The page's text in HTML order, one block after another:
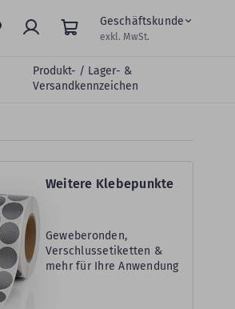
Geschäftskunde
exkl. MwSt.
Produkt- / Lager- &
Versandkennzeichen
Weitere Klebepunkte
Geweberonden,
Verschlussetiketten &
mehr für Ihre Anwendung